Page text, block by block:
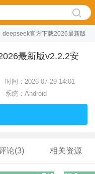
deepseek官方下载2026最新版
最新版v2.2.2安
时间：2026-07-29 14:01
系统：Android
论(3) 相关资源